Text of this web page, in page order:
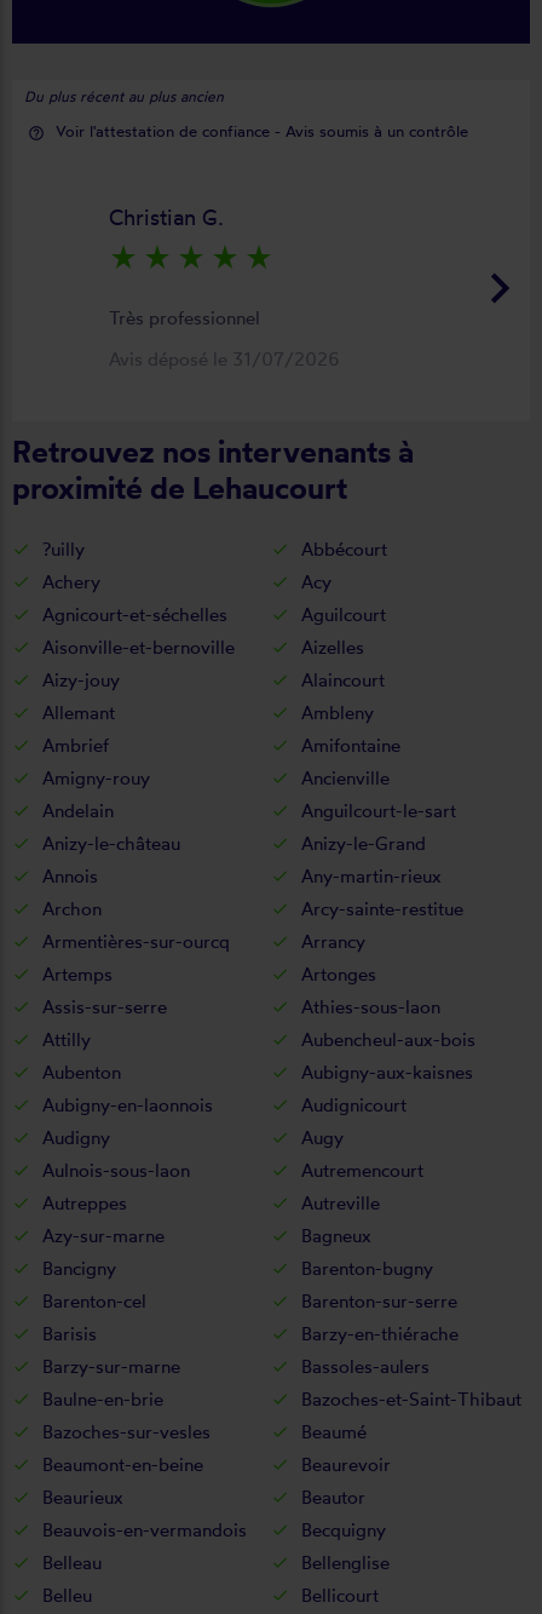
Du plus récent au plus ancien
help_outline Voir l'attestation de confiance - Avis soumis à un contrôle
keyboard_arrow_right
Christian G.
star_rate star_rate star_rate star_rate star_rate
Très professionnel
Avis déposé le 31/07/2026
Retrouvez nos intervenants à
proximité de Lehaucourt
?uilly
Abbécourt
Achery
Acy
Agnicourt-et-séchelles
Aguilcourt
Aisonville-et-bernoville
Aizelles
Aizy-jouy
Alaincourt
Allemant
Ambleny
Ambrief
Amifontaine
Amigny-rouy
Ancienville
Andelain
Anguilcourt-le-sart
Anizy-le-château
Anizy-le-Grand
Annois
Any-martin-rieux
Archon
Arcy-sainte-restitue
Armentières-sur-ourcq
Arrancy
Artemps
Artonges
Assis-sur-serre
Athies-sous-laon
Attilly
Aubencheul-aux-bois
Aubenton
Aubigny-aux-kaisnes
Aubigny-en-laonnois
Audignicourt
Audigny
Augy
Aulnois-sous-laon
Autremencourt
Autreppes
Autreville
Azy-sur-marne
Bagneux
Bancigny
Barenton-bugny
Barenton-cel
Barenton-sur-serre
Barisis
Barzy-en-thiérache
Barzy-sur-marne
Bassoles-aulers
Baulne-en-brie
Bazoches-et-Saint-Thibaut
Bazoches-sur-vesles
Beaumé
Beaumont-en-beine
Beaurevoir
Beaurieux
Beautor
Beauvois-en-vermandois
Becquigny
Belleau
Bellenglise
Belleu
Bellicourt